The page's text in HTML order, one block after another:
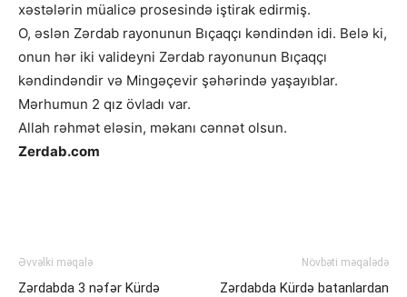
xəstələrin müalicə prosesində iştirak edirmiş.
O, əslən Zərdab rayonunun Bıçaqçı kəndindən idi. Belə ki,
onun hər iki valideyni Zərdab rayonunun Bıçaqçı
kəndindəndir və Mingəçevir şəhərində yaşayıblar.
Mərhumun 2 qız övladı var.
Allah rəhmət eləsin, məkanı cənnət olsun.
Zerdab.com
Əvvəlki məqalə
Zərdabda 3 nəfər Kürdə
Növbəti məqalədə
Zərdabda Kürdə batanlardan